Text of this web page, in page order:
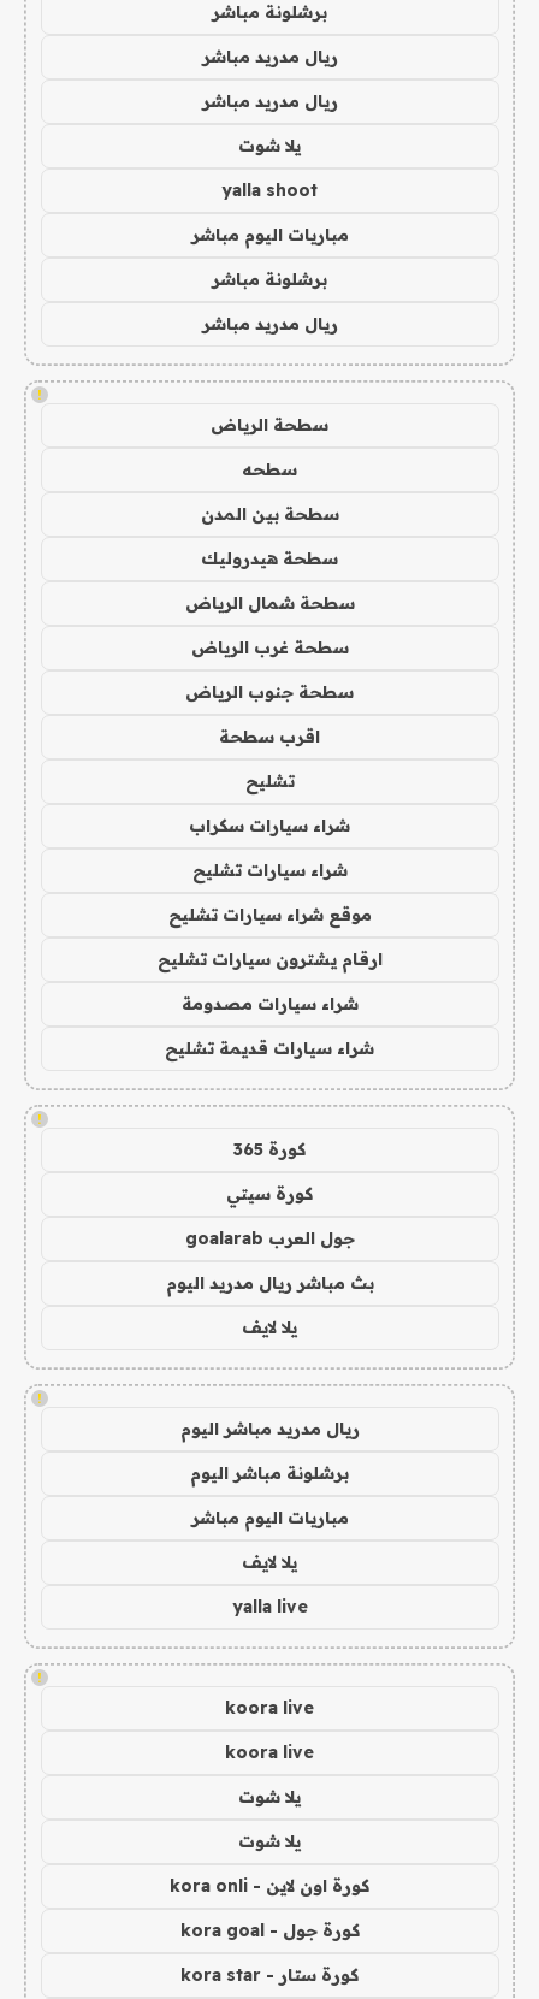
برشلونة مباشر
ريال مدريد مباشر
ريال مدريد مباشر
يلا شوت
yalla shoot
مباريات اليوم مباشر
برشلونة مباشر
ريال مدريد مباشر
!
سطحة الرياض
سطحه
سطحة بين المدن
سطحة هيدروليك
سطحة شمال الرياض
سطحة غرب الرياض
سطحة جنوب الرياض
اقرب سطحة
تشليح
شراء سيارات سكراب
شراء سيارات تشليح
موقع شراء سيارات تشليح
ارقام يشترون سيارات تشليح
شراء سيارات مصدومة
شراء سيارات قديمة تشليح
!
كورة 365
كورة سيتي
جول العرب goalarab
بث مباشر ريال مدريد اليوم
يلا لايف
!
ريال مدريد مباشر اليوم
برشلونة مباشر اليوم
مباريات اليوم مباشر
يلا لايف
yalla live
!
koora live
koora live
يلا شوت
يلا شوت
كورة اون لاين - kora onli
كورة جول - kora goal
كورة ستار - kora star